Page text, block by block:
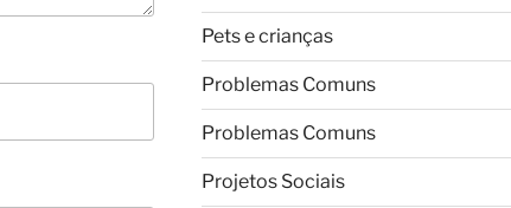
Pets e crianças
Problemas Comuns
Problemas Comuns
Projetos Sociais